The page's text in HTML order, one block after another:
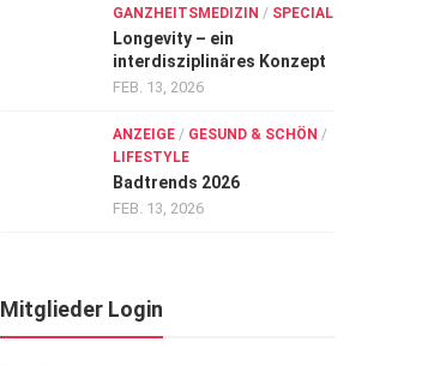
GANZHEITSMEDIZIN / SPECIAL
Longevity – ein
interdisziplinäres Konzept
FEB. 13, 2026
ANZEIGE / GESUND & SCHÖN /
LIFESTYLE
Badtrends 2026
FEB. 13, 2026
Mitglieder Login